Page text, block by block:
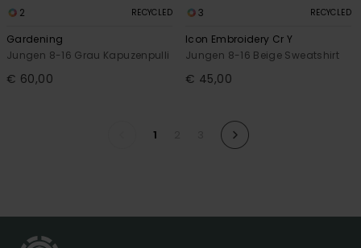
2 RECYCLED
Gardening
Jungen 8-16 Grau Kapuzenpulli
€ 60,00
3 RECYCLED
Icon Embroidery Cr Y
Jungen 8-16 Beige Sweatshirt
€ 45,00
1